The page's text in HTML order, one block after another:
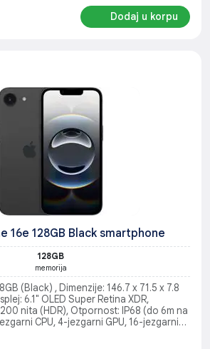
Dodaj u korpu
16e 128GB Black smartphone
128GB
memorija
(Black) , Dimenzije: 146.7 x 71.5 x 7.8
6.1" OLED Super Retina XDR,
nita (HDR), Otpornost: IP68 (do 6m na
CPU, 4-jezgarni GPU, 16-jezgarni